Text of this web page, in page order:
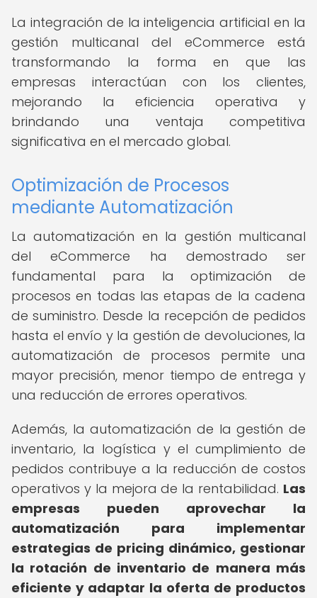
La integración de la inteligencia artificial en la
gestión multicanal del eCommerce está
transformando la forma en que las
empresas interactúan con los clientes,
mejorando la eficiencia operativa y
brindando una ventaja competitiva
significativa en el mercado global.
Optimización de Procesos
mediante Automatización
La automatización en la gestión multicanal
del eCommerce ha demostrado ser
fundamental para la optimización de
procesos en todas las etapas de la cadena
de suministro. Desde la recepción de pedidos
hasta el envío y la gestión de devoluciones, la
automatización de procesos permite una
mayor precisión, menor tiempo de entrega y
una reducción de errores operativos.
Además, la automatización de la gestión de
inventario, la logística y el cumplimiento de
pedidos contribuye a la reducción de costos
operativos y la mejora de la rentabilidad. Las
empresas pueden aprovechar la
automatización para implementar
estrategias de pricing dinámico, gestionar
la rotación de inventario de manera más
eficiente y adaptar la oferta de productos